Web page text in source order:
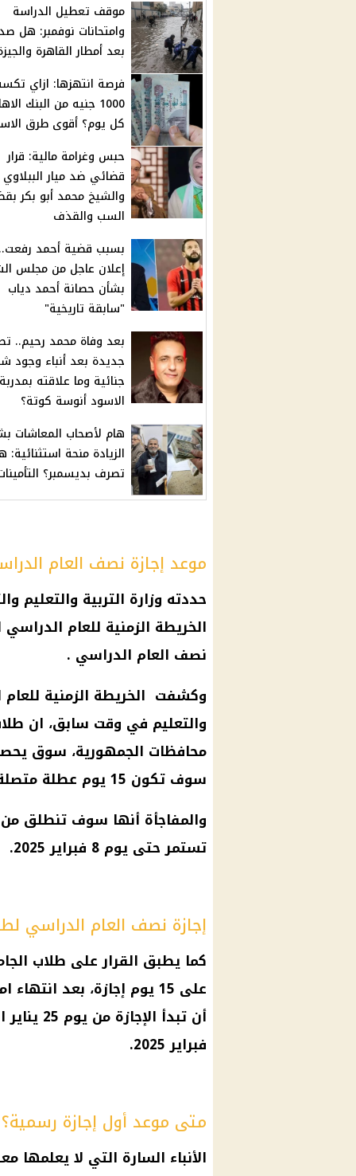
موقف تعطيل الدراسة
وامتحانات نوفمبر: هل
بعد أمطار القاهرة
فرصة انتهزها: ازاي
1000 جنيه من البنك
كل يوم؟ أقوى طرق
حبس وغرامة مالية: قرار
قضائي ضد ميار الببلاوي
والشيخ محمد أبو بكر
السب والقذف
بسبب قضية أحمد
إعلان عاجل من مجلس
بشأن حصانة أحمد دياب
"سابقة تاريخية"
بعد وفاة محمد رحيم..
جديدة بعد أنباء وجود
جنائية وما علاقته بمدربة
الاسود أنوسة كوتة؟
هام لأصحاب المعاشات
الزيادة منحة استثنائية:
تصرف بديسمبر؟
موعد إجازة نصف العام
حددته وزارة التربية والتعليم
الخريطة الزمنية للعام الدراسي
نصف العام الدراسي .
وكشفت الخريطة الزمنية للعام
والتعليم في وقت سابق، ان
محافظات الجمهورية، سوق
سوف تكون 15
يوم عطلة
والمفاجأة أنها سوف تنطلق
تستمر حتى يوم
إجازة نصف العام الدراسي
كما يطبق القرارعلى طلاب
على 15
يوم إجازة، بعد انتهاء
أن تبدأ الإجازة من يوم
فبراير 2025.
متى موعد أول إجازة رسمية؟
الأنباء السارة التي لا